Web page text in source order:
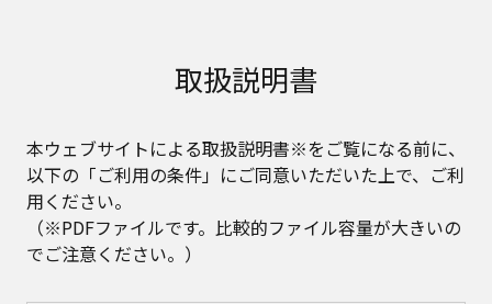
取扱説明書
本ウェブサイトによる取扱説明書※をご覧になる前に、
以下の「ご利用の条件」にご同意いただいた上で、ご利
用ください。
（※PDFファイルです。比較的ファイル容量が大きいの
でご注意ください。）